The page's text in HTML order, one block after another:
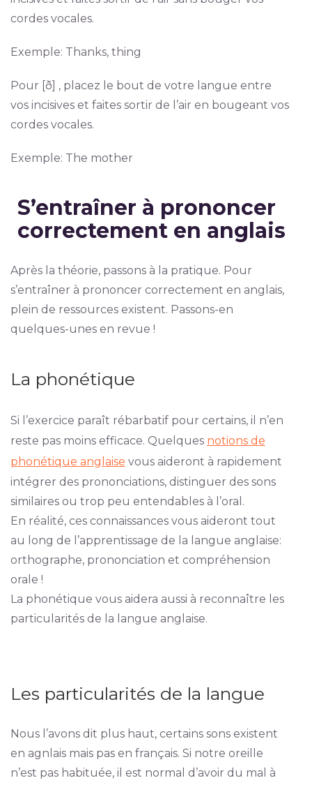
cordes vocales.
Exemple: Thanks, thing
Pour [ð] , placez le bout de votre langue entre
vos incisives et faites sortir de l’air en bougeant vos
cordes vocales.
Exemple: The mother
S’entraîner à prononcer
correctement en anglais
Après la théorie, passons à la pratique. Pour
s’entraîner à prononcer correctement en anglais,
plein de ressources existent. Passons-en
quelques-unes en revue !
La phonétique
Si l’exercice paraît rébarbatif pour certains, il n’en
reste pas moins efficace. Quelques notions de
phonétique anglaise vous aideront à rapidement
intégrer des prononciations, distinguer des sons
similaires ou trop peu entendables à l’oral.
En réalité, ces connaissances vous aideront tout
au long de l’apprentissage de la langue anglaise:
orthographe, prononciation et compréhension
orale !
La phonétique vous aidera aussi à reconnaître les
particularités de la langue anglaise.
Les particularités de la langue
Nous l’avons dit plus haut, certains sons existent
en agnlais mais pas en français. Si notre oreille
n’est pas habituée, il est normal d’avoir du mal à